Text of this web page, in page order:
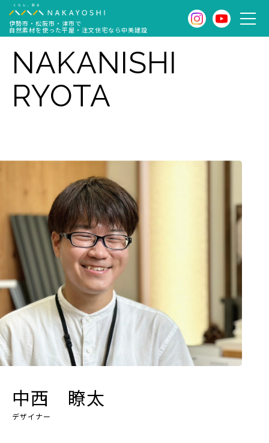
伊勢市・松阪市・津市で
自然素材を使った平屋・注文住宅なら中美建設
NAKANISHI
RYOTA
中西 瞭太
デザイナー